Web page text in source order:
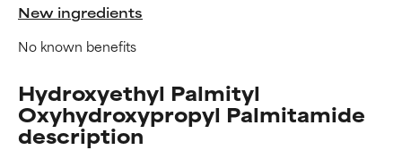
New ingredients
No known benefits
Hydroxyethyl Palmityl
Oxyhydroxypropyl Palmitamide
description